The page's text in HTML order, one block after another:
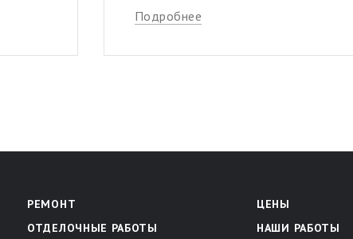
Подробнее
РЕМОНТ
ОТДЕЛОЧНЫЕ РАБОТЫ
ЦЕНЫ
НАШИ РАБОТЫ